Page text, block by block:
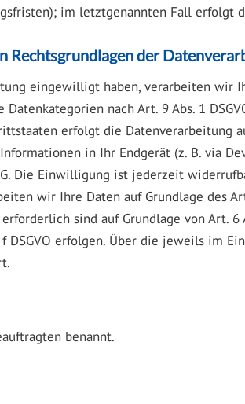
im letztgenannten Fall erfolgt
Rechtsgrundlagen der
eingewilligt haben, verarbeiten wir
Datenkategorien nach Art. 9 Abs. 1
erfolgt die Datenverarbeitung
in Ihr Endgerät (z. B. via
Die Einwilligung ist jederzeit
wir Ihre Daten auf Grundlage des
sind auf Grundlage von Art.
DSGVO erfolgen. Über die jeweils im
benannt.